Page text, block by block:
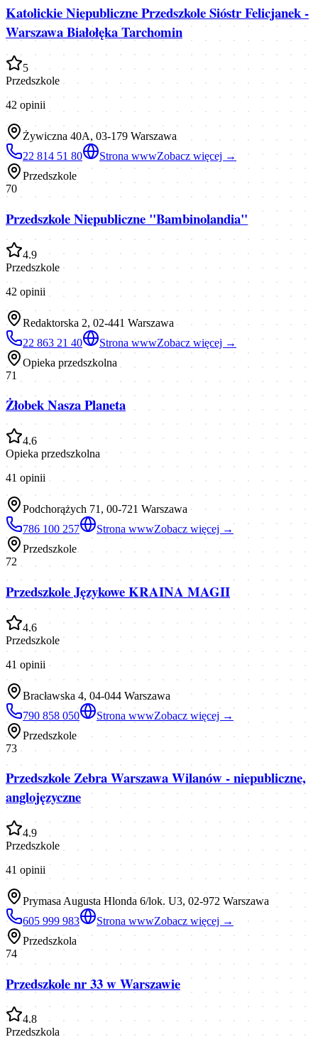
Katolickie Niepubliczne Przedszkole Sióstr Felicjanek -
Warszawa Białołęka Tarchomin
5
Przedszkole
42 opinii
Żywiczna 40A, 03-179 Warszawa
22 814 51 80
Strona wwwZobacz więcej →
Przedszkole
70
Przedszkole Niepubliczne "Bambinolandia"
4.9
Przedszkole
42 opinii
Redaktorska 2, 02-441 Warszawa
22 863 21 40
Strona wwwZobacz więcej →
Opieka przedszkolna
71
Żłobek Nasza Planeta
4.6
Opieka przedszkolna
41 opinii
Podchorążych 71, 00-721 Warszawa
786 100 257
Strona wwwZobacz więcej →
Przedszkole
72
Przedszkole Językowe KRAINA MAGII
4.6
Przedszkole
41 opinii
Bracławska 4, 04-044 Warszawa
790 858 050
Strona wwwZobacz więcej →
Przedszkole
73
Przedszkole Zebra Warszawa Wilanów - niepubliczne,
anglojęzyczne
4.9
Przedszkole
41 opinii
Prymasa Augusta Hlonda 6/lok. U3, 02-972 Warszawa
605 999 983
Strona wwwZobacz więcej →
Przedszkola
74
Przedszkole nr 33 w Warszawie
4.8
Przedszkola